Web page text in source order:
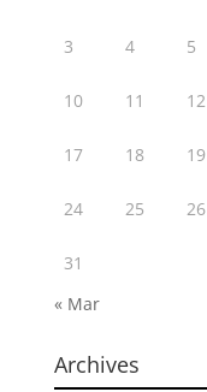
3 4 5
10 11 12
17 18 19
24 25 26
31
« Mar
Archives